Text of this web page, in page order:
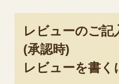
レビューのご記
(承認時)
レビューを書